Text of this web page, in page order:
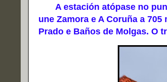
A estación atópase no
une Zamora e A Coruña a
Prado e Baños de Molgas. O